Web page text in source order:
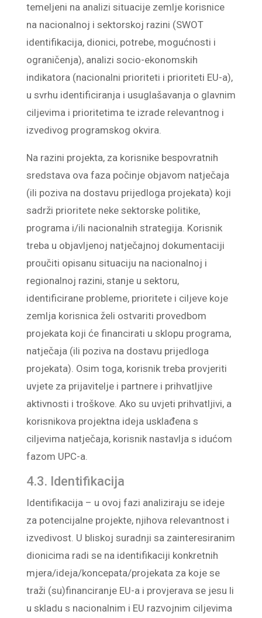
temeljeni na analizi situacije zemlje korisnice
na nacionalnoj i sektorskoj razini (SWOT
identifikacija, dionici, potrebe, mogućnosti i
ograničenja), analizi socio-ekonomskih
indikatora (nacionalni prioriteti i prioriteti EU-a),
u svrhu identificiranja i usuglašavanja o glavnim
ciljevima i prioritetima te izrade relevantnog i
izvedivog programskog okvira.
Na razini projekta, za korisnike bespovratnih
sredstava ova faza počinje objavom natječaja
(ili poziva na dostavu prijedloga projekata) koji
sadrži prioritete neke sektorske politike,
programa i/ili nacionalnih strategija. Korisnik
treba u objavljenoj natječajnoj dokumentaciji
proučiti opisanu situaciju na nacionalnoj i
regionalnoj razini, stanje u sektoru,
identificirane probleme, prioritete i ciljeve koje
zemlja korisnica želi ostvariti provedbom
projekata koji će financirati u sklopu programa,
natječaja (ili poziva na dostavu prijedloga
projekata). Osim toga, korisnik treba provjeriti
uvjete za prijavitelje i partnere i prihvatljive
aktivnosti i troškove. Ako su uvjeti prihvatljivi, a
korisnikova projektna ideja usklađena s
ciljevima natječaja, korisnik nastavlja s idućom
fazom UPC-a.
4.3. Identifikacija
Identifikacija – u ovoj fazi analiziraju se ideje
za potencijalne projekte, njihova relevantnost i
izvedivost. U bliskoj suradnji sa zainteresiranim
dionicima radi se na identifikaciji konkretnih
mjera/ideja/koncepata/projekata za koje se
traži (su)financiranje EU-a i provjerava se jesu li
u skladu s nacionalnim i EU razvojnim ciljevima